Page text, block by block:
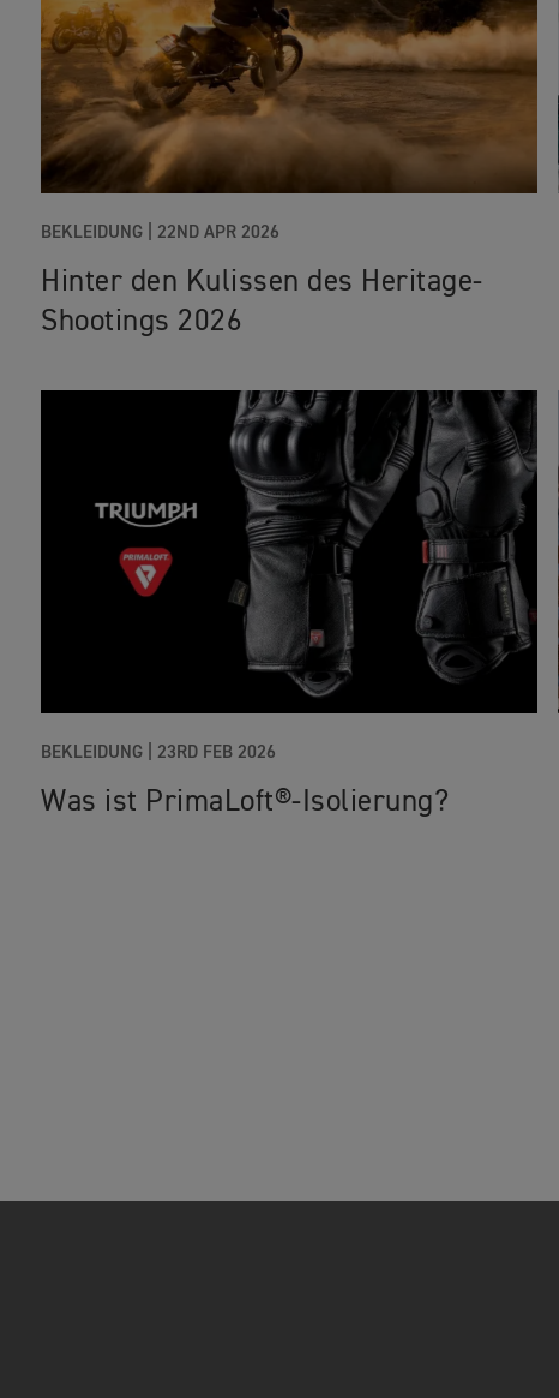
BEKLEIDUNG 22ND APR 2026
Hinter den Kulissen des Heritage-
Shootings 2026
BEKLEIDUNG 23RD FEB 2026
Was ist PrimaLoft®-Isolierung?